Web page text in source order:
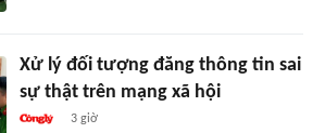
Xử lý đối tượng đăng thông tin sai
sự thật trên mạng xã hội
3 giờ